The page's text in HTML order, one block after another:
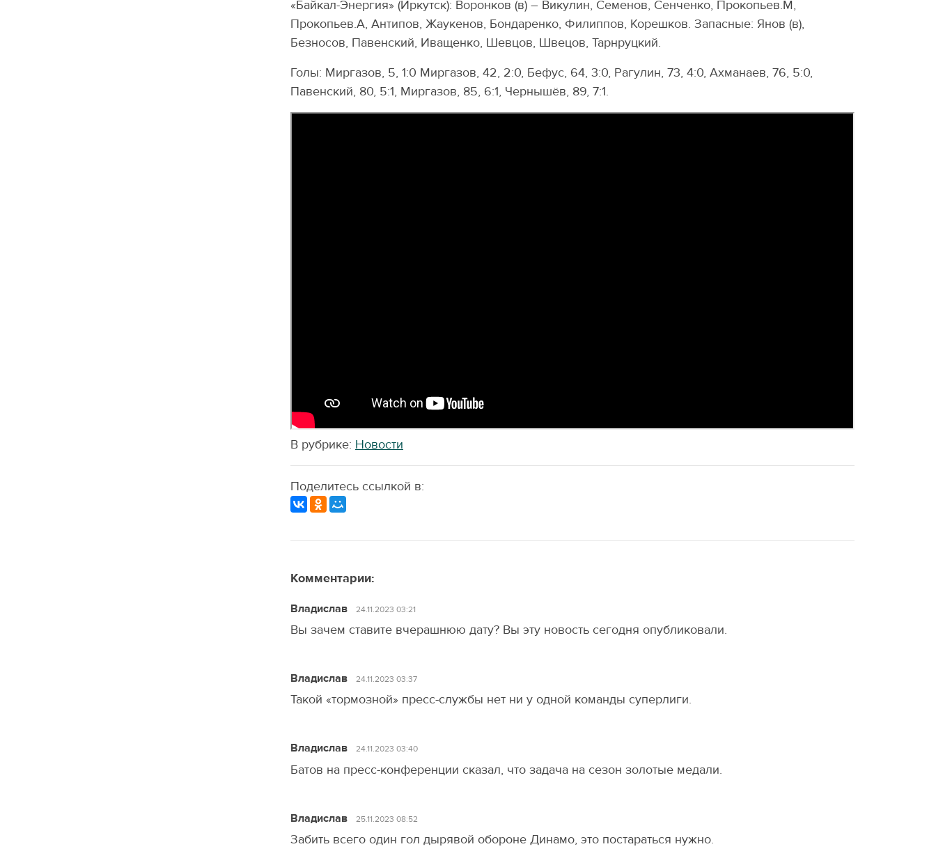
«Байкал-Энергия» (Иркутск): Воронков (в) – Викулин, Семенов, Сенченко, Прокопьев.М,
Прокопьев.А, Антипов, Жаукенов, Бондаренко, Филиппов, Корешков. Запасные: Янов (в),
Безносов, Павенский, Иващенко, Шевцов, Швецов, Тарнруцкий.
Голы: Миргазов, 5, 1:0 Миргазов, 42, 2:0, Бефус, 64, 3:0, Рагулин, 73, 4:0, Ахманаев, 76, 5:0,
Павенский, 80, 5:1, Миргазов, 85, 6:1, Чернышёв, 89, 7:1.
В рубрике: Новости
Поделитесь ссылкой в:
Комментарии:
Владислав 24.11.2023 03:21
Вы зачем ставите вчерашнюю дату? Вы эту новость сегодня опубликовали.
Владислав 24.11.2023 03:37
Такой «тормозной» пресс-службы нет ни у одной команды суперлиги.
Владислав 24.11.2023 03:40
Батов на пресс-конференции сказал, что задача на сезон золотые медали.
Владислав 25.11.2023 08:52
Забить всего один гол дырявой обороне Динамо, это постараться нужно.